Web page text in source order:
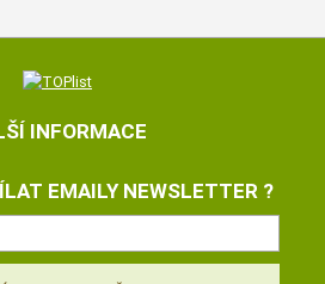
INFORMACE
EMAILY NEWSLETTER ?